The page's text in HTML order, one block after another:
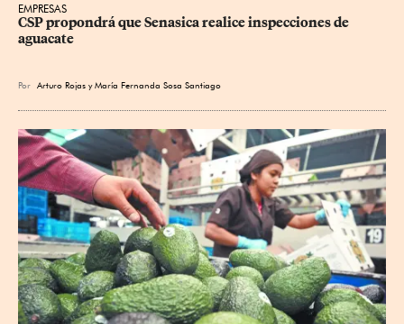
EMPRESAS
CSP propondrá que Senasica realice inspecciones de
aguacate
Por Arturo Rojas yMaría Fernanda Sosa Santiago